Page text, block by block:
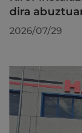
dira
2026/07/29